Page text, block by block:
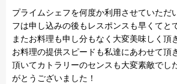
プライムシェフを何度か利用させていただ
フは申し込みの後もレスポンスも早くてと
またお料理も申し分もなく大変美味しく頂
お料理の提供スピードも私達にあわせて頂
頂いてカトラリーのセンスも大変素敵でし
がとうございました！